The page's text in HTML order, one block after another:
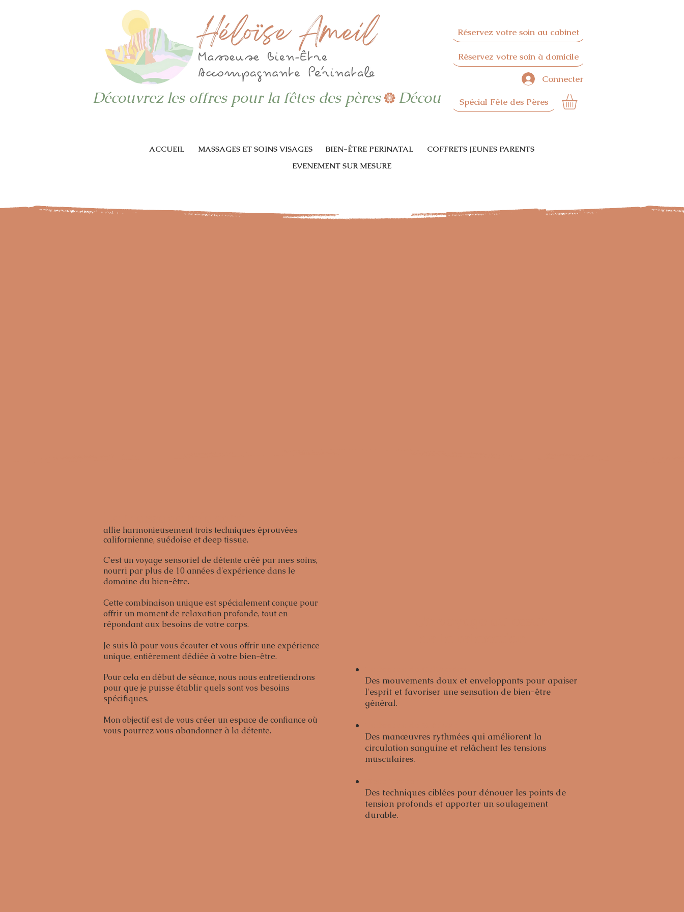
Découvrez les offres pour la fêtes des pères
Réservez votre soin au cabinet
Réservez votre soin à domicile
Connecter
Spécial Fête des Pères
ACCUEIL MASSAGES ET SOINS VISAGES BIEN-ÊTRE PERINATAL
COFFRETS JEUNES PARENTS
EVENEMENT SUR MESURE
allie harmonieusement trois techniques éprouvées
californienne, suédoise et deep tissue.​
C'est un voyage sensoriel de détente créé par mes soins,
nourri par plus de 10 années d'expérience dans le
domaine du bien-être.
Cette combinaison unique est spécialement conçue pour
offrir un moment de relaxation profonde, tout en
répondant aux besoins de votre corps.
Je suis là pour vous écouter et vous offrir une expérience
unique, entièrement dédiée à votre bien-être.
Pour cela en début de séance, nous nous entretiendrons
pour que je puisse établir quels sont vos besoins
spécifiques.
Mon objectif est de vous créer un espace de confiance où
vous pourrez vous abandonner à la détente.
Des mouvements doux et enveloppants pour apaiser
l'esprit et favoriser une sensation de bien-être
général.​
Des manœuvres rythmées qui améliorent la
circulation sanguine et relâchent les tensions
musculaires.
Des techniques ciblées pour dénouer les points de
tension profonds et apporter un soulagement
durable.